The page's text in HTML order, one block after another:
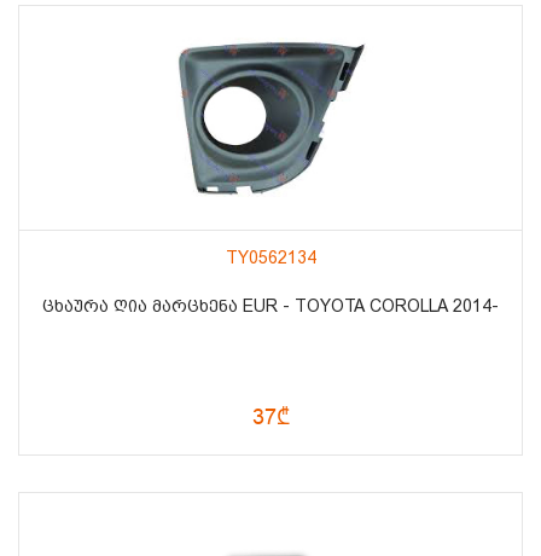
TY0562134
ᲪᲮᲐᲣᲠᲐ ᲦᲘᲐ ᲛᲐᲠᲪᲮᲔᲜᲐ EUR - TOYOTA COROLLA 2014-
37₾